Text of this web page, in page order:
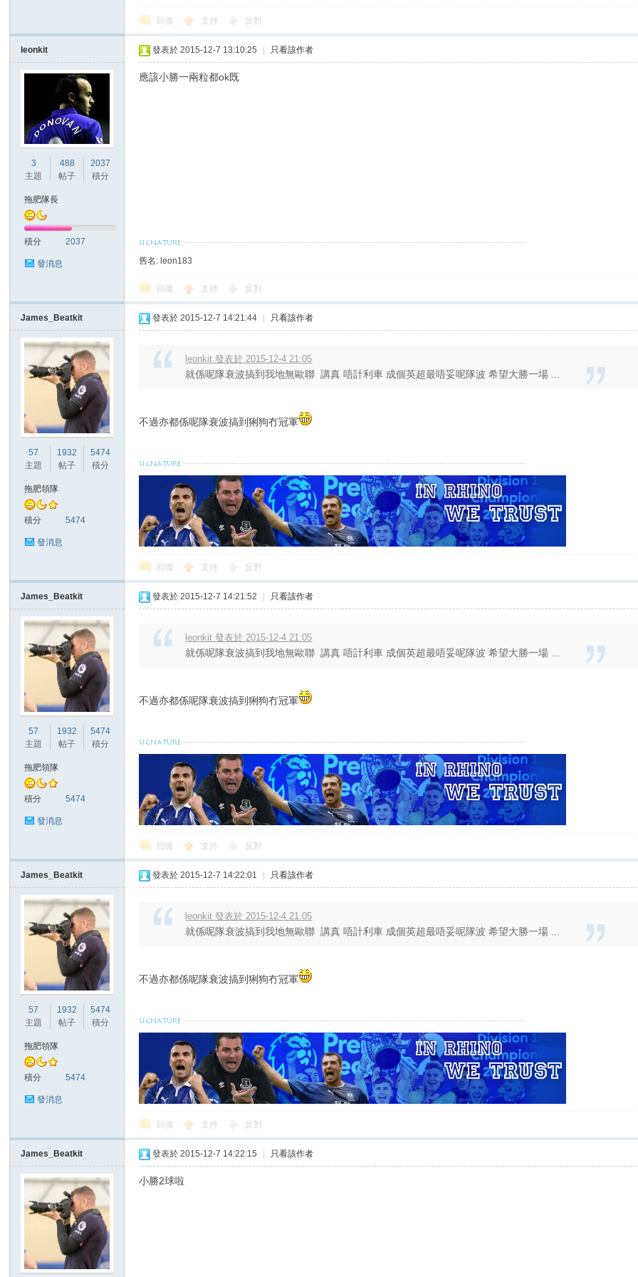
回復 支持 反對
leonkit
3
主題
488
帖子
2037
積分
拖肥隊長
積分 2037
發消息
發表於 2015-12-7 13:10:25 只看該作者
應該小勝一兩粒都ok既
舊名: leon183
回復 支持 反對
James_Beatkit
57
主題
1932
帖子
5474
積分
拖肥領隊
積分 5474
發消息
發表於 2015-12-7 14:21:44 只看該作者
leonkit 發表於 2015-12-4 21:05
就係呢隊衰波搞到我地無歐聯 講真 唔計利車 成個英超最唔妥呢隊波 希望大勝一場 ...
不過亦都係呢隊衰波搞到猁狗冇冠軍
回復 支持 反對
James_Beatkit
57
主題
1932
帖子
5474
積分
拖肥領隊
積分 5474
發消息
發表於 2015-12-7 14:21:52 只看該作者
leonkit 發表於 2015-12-4 21:05
就係呢隊衰波搞到我地無歐聯 講真 唔計利車 成個英超最唔妥呢隊波 希望大勝一場 ...
不過亦都係呢隊衰波搞到猁狗冇冠軍
回復 支持 反對
James_Beatkit
57
主題
1932
帖子
5474
積分
拖肥領隊
積分 5474
發消息
發表於 2015-12-7 14:22:01 只看該作者
leonkit 發表於 2015-12-4 21:05
就係呢隊衰波搞到我地無歐聯 講真 唔計利車 成個英超最唔妥呢隊波 希望大勝一場 ...
不過亦都係呢隊衰波搞到猁狗冇冠軍
回復 支持 反對
James_Beatkit 發表於 2015-12-7 14:22:15 只看該作者
小勝2球啦